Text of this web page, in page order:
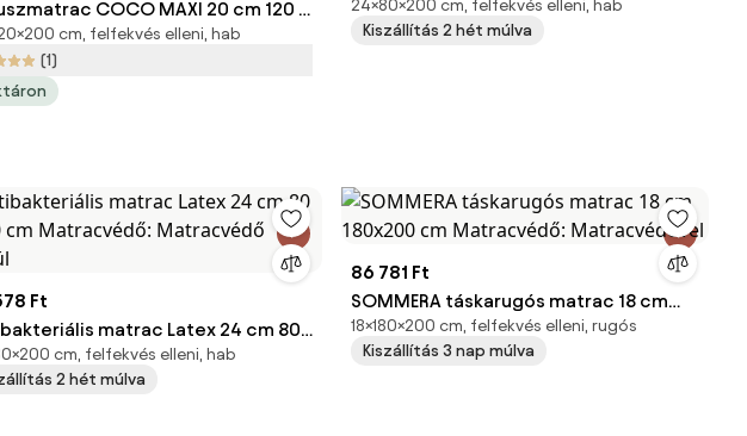
COCO MAXI 20 cm 120 x
Matracvédő: Matracvédő
cm, felfekvés elleni, hab
(1)
x 200 cm Matracvédő: Matracvédővel
24×80×200 cm, felfekvés elleni, hab
Kiszállítás 2 hét múlva
Ft
matrac Latex 24 cm 80
cm Matracvédő: Matracvédő
cm, felfekvés elleni, hab
2 hét múlva
86 781 Ft
SOMMERA táskarugós matrac 18 cm
180x200 cm Matracvédő:
Matracvédővel
18×180×200 cm, felfekvés elleni, rugós
Kiszállítás 3 nap múlva